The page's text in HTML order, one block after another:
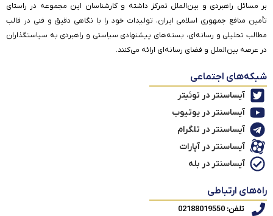
بر مسائل راهبردی و بین‌الملل تمرکز داشته و کارشناسان این مجموعه در راستای
تأمین منافع جمهوری اسلامی ایران، تولیدات خود را با نگاهی دقیق و فنی در قالب
مطالب تحلیلی و رسانه‌ای، بسته‌های پیشنهادی سیاستی و راهبردی به سیاستگذاران
در عرصه بین‌الملل و فضای رسانه‌ای ارائه می‌کنند.
شبکه‌های اجتماعی
آیساسنتر در توئیتر
آیساسنتر در یوتیوب
آیساسنتر در تلگرام
آیساسنتر در آپارات
آیساسنتر در بله
راه‌های ارتباطی
تلفن: 02188019550